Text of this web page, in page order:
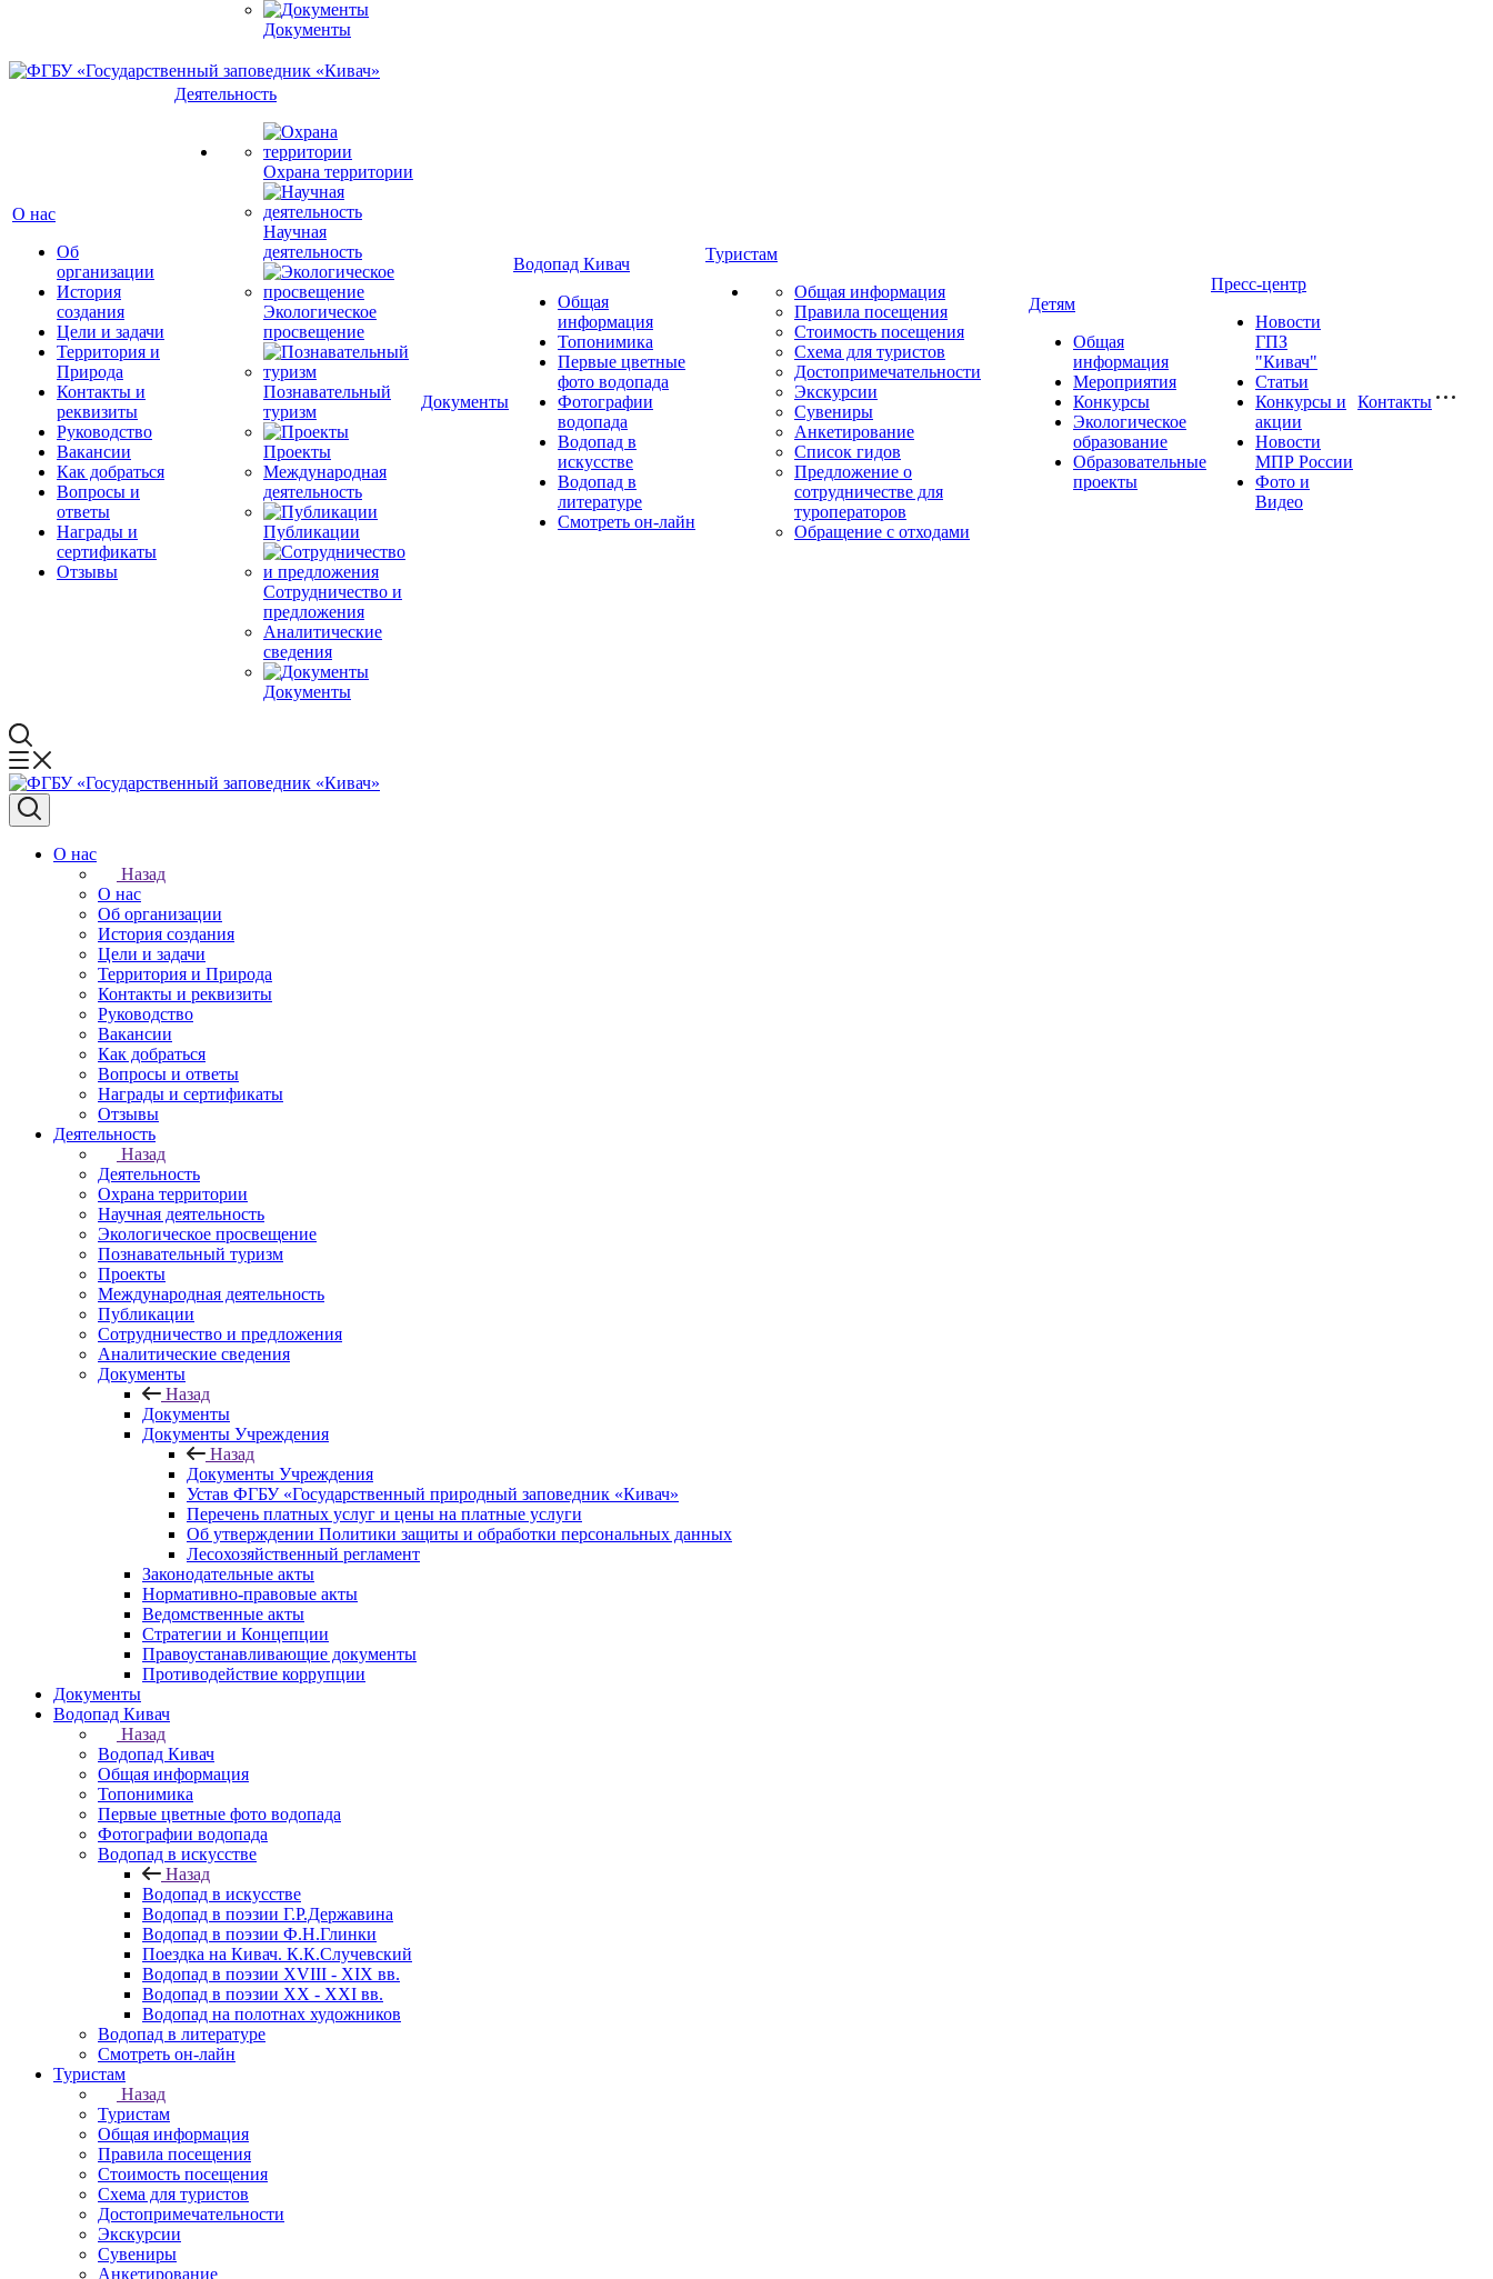
Документы
О нас
Об
организации
История
создания
Цели и задачи
Территория и
Природа
Контакты и
реквизиты
Руководство
Вакансии
Как добраться
Вопросы и
ответы
Награды и
сертификаты
Отзывы
Деятельность
Охрана территории
Научная
деятельность
Экологическое
просвещение
Познавательный
туризм
Проекты
Международная
деятельность
Публикации
Сотрудничество и
предложения
Аналитические
сведения
Документы
Документы
Водопад Кивач
Общая
информация
Топонимика
Первые цветные
фото водопада
Фотографии
водопада
Водопад в
искусстве
Водопад в
литературе
Смотреть он-лайн
Туристам
Общая информация
Правила посещения
Стоимость посещения
Схема для туристов
Достопримечательности
Экскурсии
Сувениры
Анкетирование
Список гидов
Предложение о
сотрудничестве для
туроператоров
Обращение с отходами
Детям
Общая
информация
Мероприятия
Конкурсы
Экологическое
образование
Образовательные
проекты
Пресс-центр
Новости
ГПЗ
"Кивач"
Статьи
Конкурсы и
акции
Новости
МПР России
Фото и
Видео
Контакты
О нас
Назад
О нас
Об организации
История создания
Цели и задачи
Территория и Природа
Контакты и реквизиты
Руководство
Вакансии
Как добраться
Вопросы и ответы
Награды и сертификаты
Отзывы
Деятельность
Назад
Деятельность
Охрана территории
Научная деятельность
Экологическое просвещение
Познавательный туризм
Проекты
Международная деятельность
Публикации
Сотрудничество и предложения
Аналитические сведения
Документы
Назад
Документы
Документы Учреждения
Назад
Документы Учреждения
Устав ФГБУ «Государственный природный заповедник «Кивач»
Перечень платных услуг и цены на платные услуги
Об утверждении Политики защиты и обработки персональных данных
Лесохозяйственный регламент
Законодательные акты
Нормативно-правовые акты
Ведомственные акты
Стратегии и Концепции
Правоустанавливающие документы
Противодействие коррупции
Документы
Водопад Кивач
Назад
Водопад Кивач
Общая информация
Топонимика
Первые цветные фото водопада
Фотографии водопада
Водопад в искусстве
Назад
Водопад в искусстве
Водопад в поэзии Г.Р.Державина
Водопад в поэзии Ф.Н.Глинки
Поездка на Кивач. К.К.Случевский
Водопад в поэзии XVIII - XIX вв.
Водопад в поэзии XX - XXI вв.
Водопад на полотнах художников
Водопад в литературе
Смотреть он-лайн
Туристам
Назад
Туристам
Общая информация
Правила посещения
Стоимость посещения
Схема для туристов
Достопримечательности
Экскурсии
Сувениры
Анкетирование